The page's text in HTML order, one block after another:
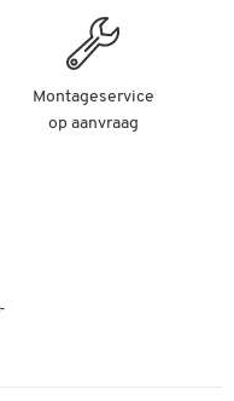
Montageservice
op aanvraag